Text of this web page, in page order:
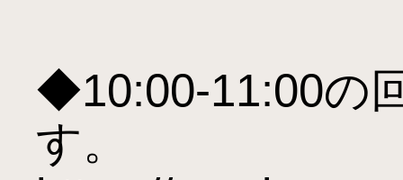
◆10:00-11:00の
す。